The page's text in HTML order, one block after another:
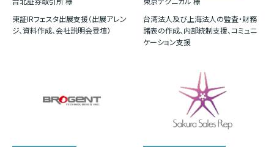
東証IRフェスタ出展支援（出展アレン
ジ、資料作成、会社説明会登壇）
台湾法人及び上海法人の監査・財務
諸表の作成、内部統制支援、コミュニ
ケーション支援